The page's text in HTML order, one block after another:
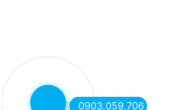
0903.059.706